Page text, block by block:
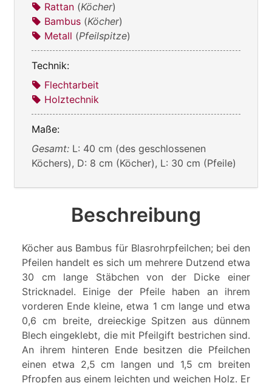
Rattan (Köcher)
Bambus (Köcher)
Metall (Pfeilspitze)
Technik:
Flechtarbeit
Holztechnik
Maße:
Gesamt: L: 40 cm (des geschlossenen
Köchers), D: 8 cm (Köcher), L: 30 cm (Pfeile)
Beschreibung
Köcher aus Bambus für Blasrohrpfeilchen; bei den
Pfeilen handelt es sich um mehrere Dutzend etwa
30 cm lange Stäbchen von der Dicke einer
Stricknadel. Einige der Pfeile haben an ihrem
vorderen Ende kleine, etwa 1 cm lange und etwa
0,6 cm breite, dreieckige Spitzen aus dünnem
Blech eingeklebt, die mit Pfeilgift bestrichen sind.
An ihrem hinteren Ende besitzen die Pfeilchen
einen etwa 2,5 cm langen und 1,5 cm breiten
Pfropfen aus einem leichten und weichen Holz. Er